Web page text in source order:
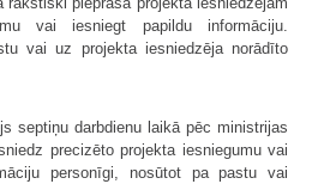
vai iesniegt papildu informāciju.
vai uz projekta iesniedzēja norādīto
septiņu darbdienu laikā pēc ministrijas
precizēto projekta iesniegumu vai
personīgi, nosūtot pa pastu vai